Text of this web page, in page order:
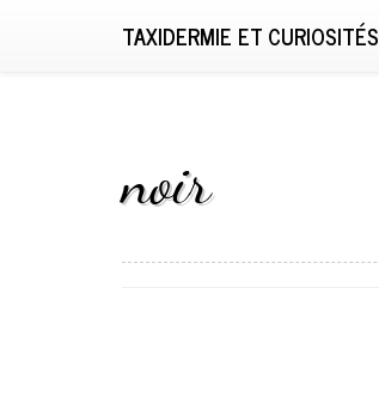
TAXIDERMIE ET CURIOSITÉS
noir